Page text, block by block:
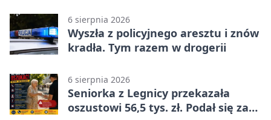
6 sierpnia 2026
Wyszła z policyjnego aresztu i znów
kradła. Tym razem w drogerii
6 sierpnia 2026
Seniorka z Legnicy przekazała
oszustowi 56,5 tys. zł. Podał się za